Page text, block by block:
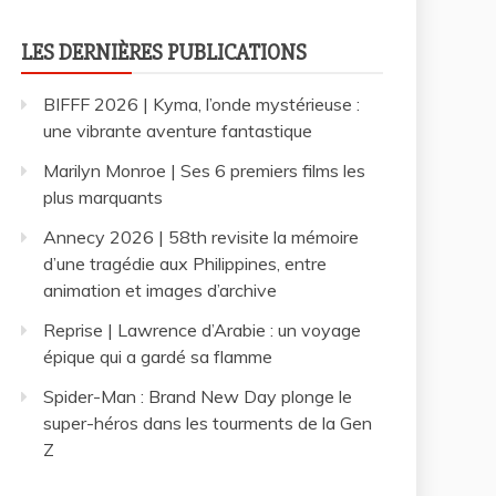
LES DERNIÈRES PUBLICATIONS
BIFFF 2026 | Kyma, l’onde mystérieuse :
une vibrante aventure fantastique
Marilyn Monroe | Ses 6 premiers films les
plus marquants
Annecy 2026 | 58th revisite la mémoire
d’une tragédie aux Philippines, entre
animation et images d’archive
Reprise | Lawrence d’Arabie : un voyage
épique qui a gardé sa flamme
Spider-Man : Brand New Day plonge le
super-héros dans les tourments de la Gen
Z